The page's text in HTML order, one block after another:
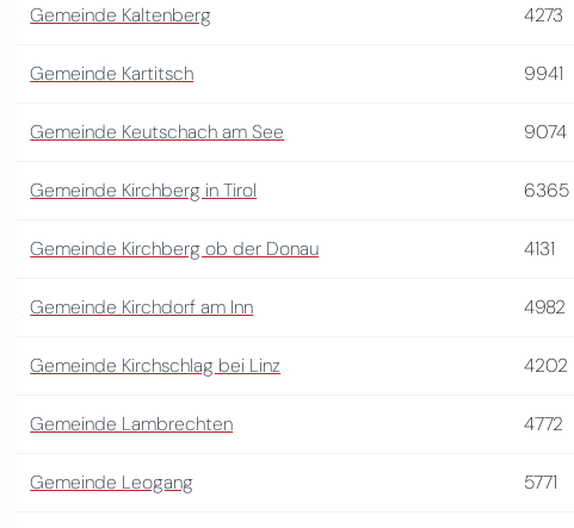
Gemeinde Kaltenberg 4273
Gemeinde Kartitsch 9941
Gemeinde Keutschach am See 9074
Gemeinde Kirchberg in Tirol 6365
Gemeinde Kirchberg ob der Donau 4131
Gemeinde Kirchdorf am Inn 4982
Gemeinde Kirchschlag bei Linz 4202
Gemeinde Lambrechten 4772
Gemeinde Leogang 5771